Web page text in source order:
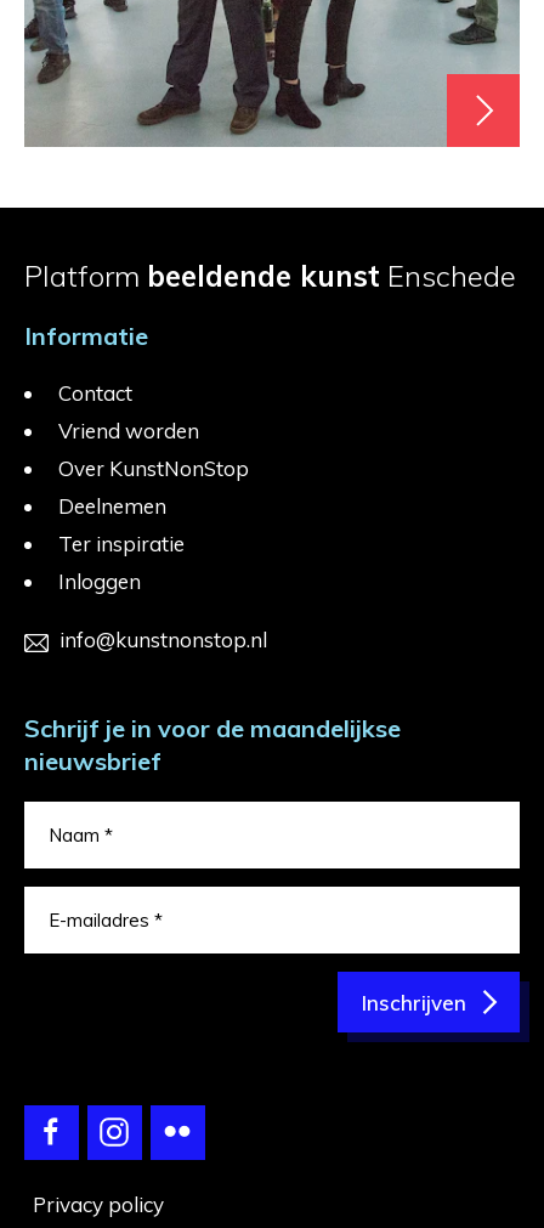
Platform beeldende kunst Enschede
Informatie
Contact
Vriend worden
Over KunstNonStop
Deelnemen
Ter inspiratie
Inloggen
info@kunstnonstop.nl
Schrijf je in voor de maandelijkse
nieuwsbrief
Inschrijven
Privacy policy